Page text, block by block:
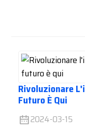
Rivoluzionare
Futuro È Qui
2024-03-15